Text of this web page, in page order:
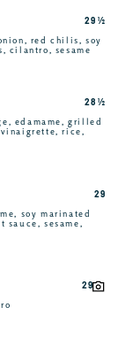
red chilis, soy
cilantro, sesame
29 ½
edamame, grilled
rice,
28 ½
soy marinated
sesame,
29
29